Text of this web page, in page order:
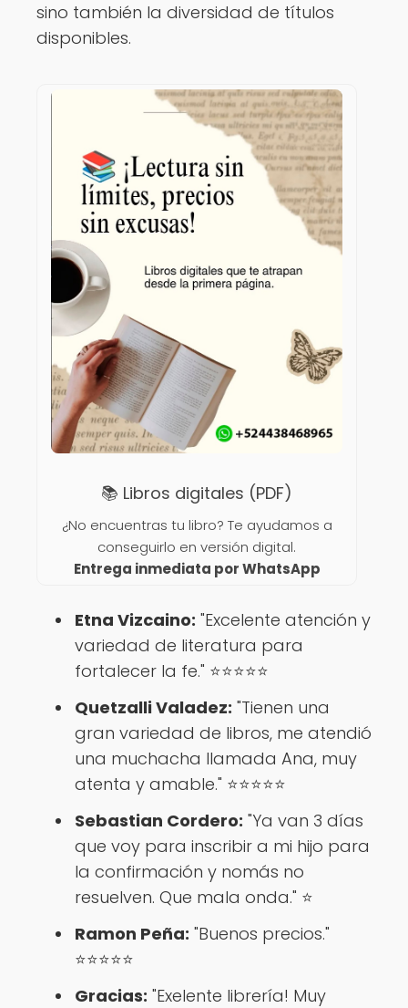
sino también la diversidad de títulos
disponibles.
📚 Libros digitales (PDF)
¿No encuentras tu libro? Te ayudamos a
conseguirlo en versión digital.
Entrega inmediata por WhatsApp
Etna Vizcaino: "Excelente atención y
variedad de literatura para
fortalecer la fe." ⭐⭐⭐⭐⭐
Quetzalli Valadez: "Tienen una
gran variedad de libros, me atendió
una muchacha llamada Ana, muy
atenta y amable." ⭐⭐⭐⭐⭐
Sebastian Cordero: "Ya van 3 días
que voy para inscribir a mi hijo para
la confirmación y nomás no
resuelven. Que mala onda." ⭐
Ramon Peña: "Buenos precios."
⭐⭐⭐⭐⭐
Gracias: "Exelente librería! Muy